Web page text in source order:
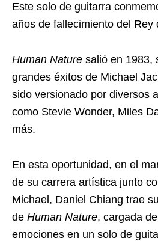
Este solo de guitarra
años de fallecimiento del Rey
Human Nature salió en 1983,
grandes éxitos de Michael
sido versionado por diversos
como Stevie Wonder, Miles
más.
En esta oportunidad, en el
de su carrera artística junto
Michael, Daniel Chiang trae
de Human Nature, cargada
emociones en un solo de